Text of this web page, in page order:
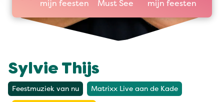
mijn feesten
Must See
mijn feesten
Sylvie Thijs
Feestmuziek van nu Matrixx Live aan de Kade